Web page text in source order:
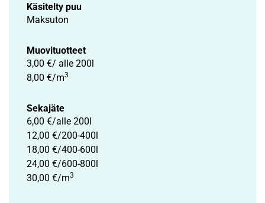
Käsitelty puu
Maksuton
Muovituotteet
3,00 €/ alle 200l
8,00 €/m3
Sekajäte
6,00 €/alle 200l
12,00 €/200-400l
18,00 €/400-600l
24,00 €/600-800l
30,00 €/m3